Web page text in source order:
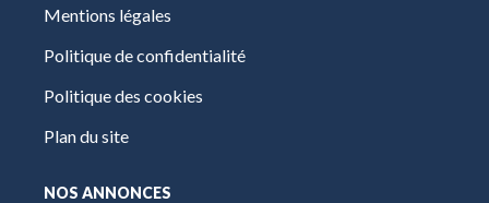
Mentions légales
Politique de confidentialité
Politique des cookies
Plan du site
NOS ANNONCES